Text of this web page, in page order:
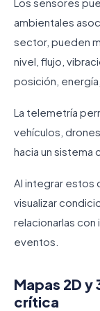
ambientales
sector, pueden
nivel, flujo,
posición,
La telemetría
vehículos,
hacia un sistema
Al integrar estos
visualizar
relacionarlas
eventos.
Mapas 2D
crítica